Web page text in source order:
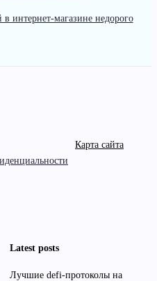
в интернет-магазине недорого
Карта сайта
Latest posts
Лучшие defi-протоколы на